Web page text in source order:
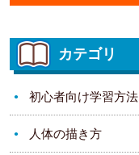
カテゴリ
初心者向け学習方法
人体の描き方